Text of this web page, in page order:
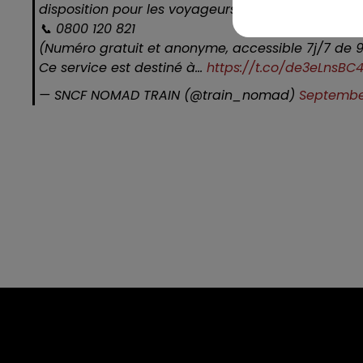
disposition pour les voyageurs concernés.
📞 0800 120 821
(Numéro gratuit et anonyme, accessible 7j/7 de
Ce service est destiné à… https://t.co/de3eLnsBC4
— SNCF NOMAD TRAIN (@train_nomad)